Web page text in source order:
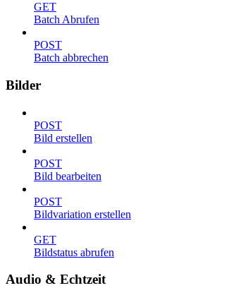
GET
Batch Abrufen
POST
Batch abbrechen
Bilder
POST
Bild erstellen
POST
Bild bearbeiten
POST
Bildvariation erstellen
GET
Bildstatus abrufen
Audio & Echtzeit